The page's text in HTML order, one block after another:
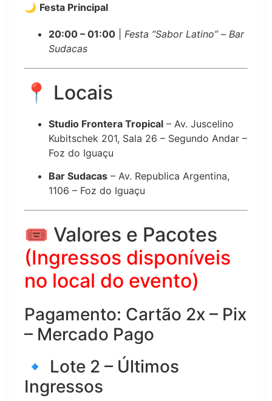
🌙 Festa Principal
20:00 – 01:00 Festa “Sabor Latino”– Bar
Sudacas
📍 Locais
Studio Frontera Tropical – Av. Juscelino
Kubitschek 201, Sala 26 – Segundo Andar –
Foz do Iguaçu
Bar Sudacas – Av. Republica Argentina,
1106 – Foz do Iguaçu
🎟️ Valores e Pacotes
(Ingressos disponíveis
no local do evento)
Pagamento: Cartão 2x – Pix
– Mercado Pago
🔹 Lote 2 – Últimos
Ingressos